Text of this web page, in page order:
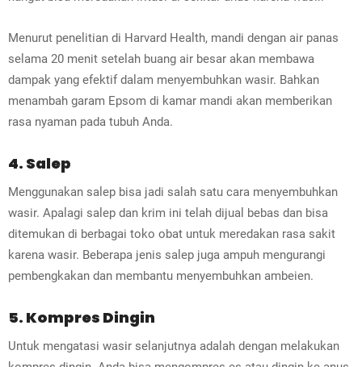
Menurut penelitian di Harvard Health, mandi dengan air panas
selama 20 menit setelah buang air besar akan membawa
dampak yang efektif dalam menyembuhkan wasir. Bahkan
menambah garam Epsom di kamar mandi akan memberikan
rasa nyaman pada tubuh Anda.
4. Salep
Menggunakan salep bisa jadi salah satu cara menyembuhkan
wasir. Apalagi salep dan krim ini telah dijual bebas dan bisa
ditemukan di berbagai toko obat untuk meredakan rasa sakit
karena wasir. Beberapa jenis salep juga ampuh mengurangi
pembengkakan dan membantu menyembuhkan ambeien.
5. Kompres Dingin
Untuk mengatasi wasir selanjutnya adalah dengan melakukan